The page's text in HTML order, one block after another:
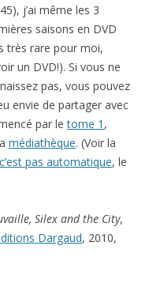
j’ai même les 3
saisons en DVD
très rare pour moi,
un DVD!). Si vous ne
pas, vous pouvez
envie de partager avec
par letome 1 ,
médiathèque. (Voir la
pas automatique, le
Silex and the City,
Dargaud, 2010,